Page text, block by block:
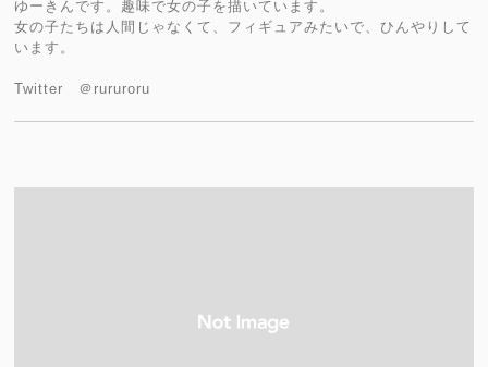
ゆーきんです。趣味で女の子を描いています。
女の子たちは人間じゃなくて、フィギュアみたいで、ひんやりして
います。
Twitter ＠rururoru